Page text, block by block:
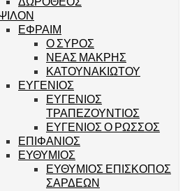
ΕΦΡΑΙΜ
Ο ΣΥΡΟΣ
ΝΕΑΣ ΜΑΚΡΗΣ
ΚΑΤΟΥΝΑΚΙΩΤΟΥ
ΕΥΓΕΝΙΟΣ
ΕΥΓΕΝΙΟΣ
ΤΡΑΠΕΖΟΥΝΤΙΟΣ
ΕΥΓΕΝΙΟΣ Ο ΡΩΣΣΟΣ
ΕΠΙΦΑΝΙΟΣ
ΕΥΘΥΜΙΟΣ
ΕΥΘΥΜΙΟΣ ΕΠΙΣΚΟΠΟΣ
ΣΑΡΔΕΩΝ